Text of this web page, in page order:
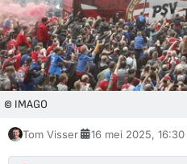
© IMAGO
Tom Visser 16 mei 2025, 16:30